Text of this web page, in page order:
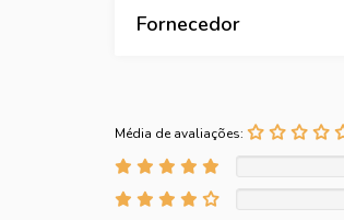
Fornecedor
Média de avaliações: